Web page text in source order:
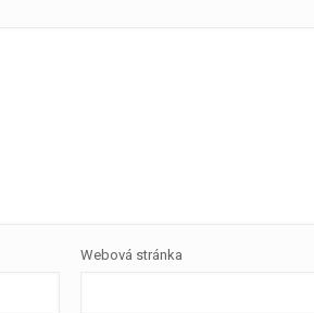
Webová stránka